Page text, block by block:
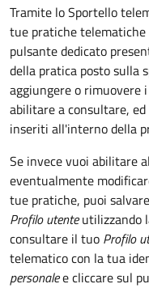
Tramite lo Sportello
tue pratiche
pulsante dedicato
della pratica posto sulla
aggiungere o rimuovere
abilitare a consultare,
inseriti all'interno della
Se invece vuoi abilitare
eventualmente
tue pratiche, puoi
Profilo utenteutilizzando
consultare il tuo Profilo
telematico con la tua
personalee cliccare sul